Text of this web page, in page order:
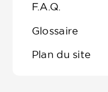
F.A.Q.
Glossaire
Plan du site